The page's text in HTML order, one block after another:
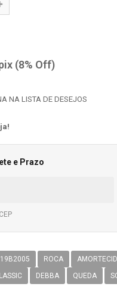
(8% Off)
NA LISTA DE DESEJOS
e Prazo
ROCA
DEBBA QUEDA